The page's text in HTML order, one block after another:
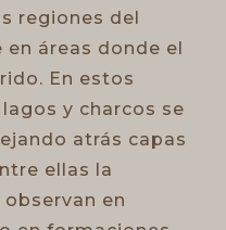
regiones del
áreas donde el
En estos
y charcos se
atrás capas
ellas la
en